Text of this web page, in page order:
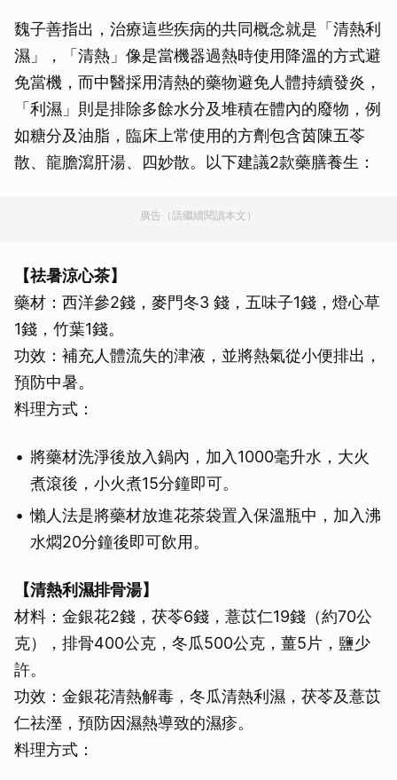
魏子善指出，治療這些疾病的共同概念就是「清熱利
濕」，「清熱」像是當機器過熱時使用降溫的方式避
免當機，而中醫採用清熱的藥物避免人體持續發炎，
「利濕」則是排除多餘水分及堆積在體內的廢物，例
如糖分及油脂，臨床上常使用的方劑包含茵陳五苓
散、龍膽瀉肝湯、四妙散。以下建議2款藥膳養生：
廣告（請繼續閱讀本文）
【祛暑涼心茶】
藥材：西洋參2錢，麥門冬3 錢，五味子1錢，燈心草
1錢，竹葉1錢。
功效：補充人體流失的津液，並將熱氣從小便排出，
預防中暑。
料理方式：
將藥材洗淨後放入鍋內，加入1000毫升水，大火
煮滾後，小火煮15分鐘即可。
懶人法是將藥材放進花茶袋置入保溫瓶中，加入沸
水燜20分鐘後即可飲用。
【清熱利濕排骨湯】
材料：金銀花2錢，茯苓6錢，薏苡仁19錢（約70公
克），排骨400公克，冬瓜500公克，薑5片，鹽少
許。
功效：金銀花清熱解毒，冬瓜清熱利濕，茯苓及薏苡
仁祛溼，預防因濕熱導致的濕疹。
料理方式：